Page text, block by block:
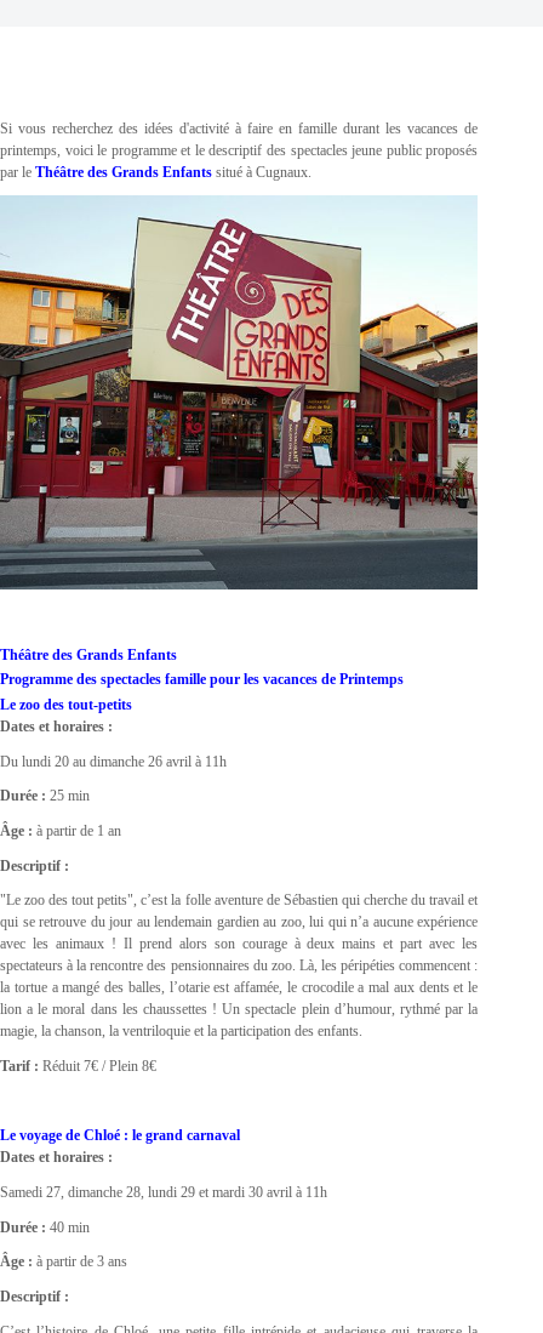
Si vous recherchez des idées d'activité à faire en famille durant les vacances de
printemps, voici le programme et le descriptif des spectacles jeune public proposés
par le Théâtre des Grands Enfants situé à Cugnaux.
Théâtre des Grands Enfants
Programme des spectacles famille pour les vacances de Printemps
Le zoo des tout-petits
Dates et horaires :
Du lundi 20 au dimanche 26 avril à 11h
Durée : 25 min
Âge : à partir de 1 an
Descriptif :
"Le zoo des tout petits", c’est la folle aventure de Sébastien qui cherche du travail et
qui se retrouve du jour au lendemain gardien au zoo, lui qui n’a aucune expérience
avec les animaux ! Il prend alors son courage à deux mains et part avec les
spectateurs à la rencontre des pensionnaires du zoo. Là, les péripéties commencent :
la tortue a mangé des balles, l’otarie est affamée, le crocodile a mal aux dents et le
lion a le moral dans les chaussettes ! Un spectacle plein d’humour, rythmé par la
magie, la chanson, la ventriloquie et la participation des enfants.
Tarif : Réduit 7€ / Plein 8€
Le voyage de Chloé : le grand carnaval
Dates et horaires :
Samedi 27, dimanche 28, lundi 29 et mardi 30 avril à 11h
Durée : 40 min
Âge : à partir de 3 ans
Descriptif :